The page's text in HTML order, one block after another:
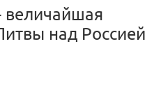
над Россией